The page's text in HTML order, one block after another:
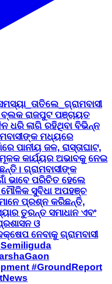
ରାଜପୁଟ ପଞ୍ଚାୟତ
ଧରି ଲାଗି ରହିଥିବା ବିଭିନ୍ନ
ମଧ୍ୟରେ
ପାନୀୟ ଜଳ, ରାସ୍ତାଘାଟ,
କାର୍ଯ୍ୟର ଅଭାବକୁ ନେଇ
ଗ୍ରାମବାସୀଙ୍କ
ଭାବେ ପରିଚିତ ହେଲେ
ସୁବିଧା ଅପହଞ୍ଚ
ପ୍ରଶ୍ନ କରିଛନ୍ତି,
ତୁରନ୍ତ ସମାଧାନ ଏବଂ
ଓ
ନେବାକୁ ଗ୍ରାମବାସୀ
#GroundReport